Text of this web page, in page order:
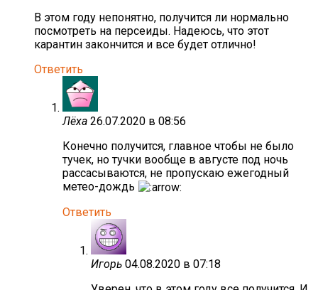
В этом году непонятно, получится ли нормально
посмотреть на персеиды. Надеюсь, что этот
карантин закончится и все будет отлично!
Ответить
Лёха 26.07.2020 в 08:56
Конечно получится, главное чтобы не было
тучек, но тучки вообще в августе под ночь
рассасываются, не пропускаю ежегодный
метео-дождь
Ответить
Игорь 04.08.2020 в 07:18